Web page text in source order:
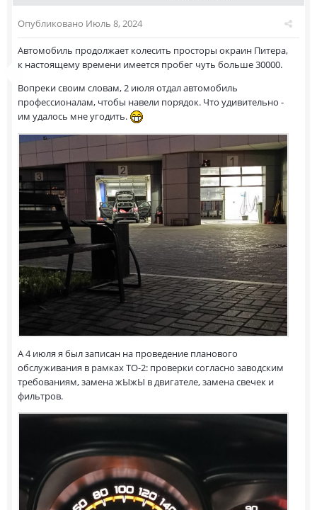
Опубликовано Июль 8, 2024
Автомобиль продолжает колесить просторы окраин Питера,
к настоящему времени имеется пробег чуть больше 30000.
Вопреки своим словам, 2 июля отдал автомобиль
профессионалам, чтобы навели порядок. Что удивительно -
им удалось мне угодить.
А 4 июля я был записан на проведение планового
обслуживания в рамках ТО-2: проверки согласно заводским
требованиям, замена жЫжЫ в двигателе, замена свечек и
фильтров.